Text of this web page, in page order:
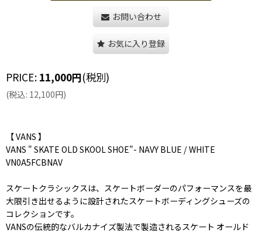
お問い合わせ
お気に入り登録
PRICE: 11,000円(税別)
(税込: 12,100円)
【 VANS 】
VANS " SKATE OLD SKOOL SHOE"- NAVY BLUE / WHITE
VN0A5FCBNAV
スケートクラシックスは、スケートボーダーのパフォーマンスを最
大限引き出せるように設計されたスケートボーディングシューズの
コレクションです。
VANSの伝統的なバルカナイズ製法で製造されるスケート オールド